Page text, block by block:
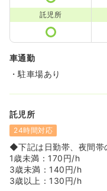
託児所
車通勤
・駐車場あり
託児所
24時間対応
◆下記は日勤帯、夜間帯
1歳未満：170円/h
3歳未満：140円/h
3歳以上：130円/h